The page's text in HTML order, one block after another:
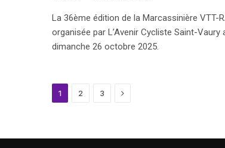
La 36ème édition de la Marcassinière VTT-
organisée par L’Avenir Cycliste Saint-Vaury
dimanche 26 octobre 2025.
1 2 3 Next